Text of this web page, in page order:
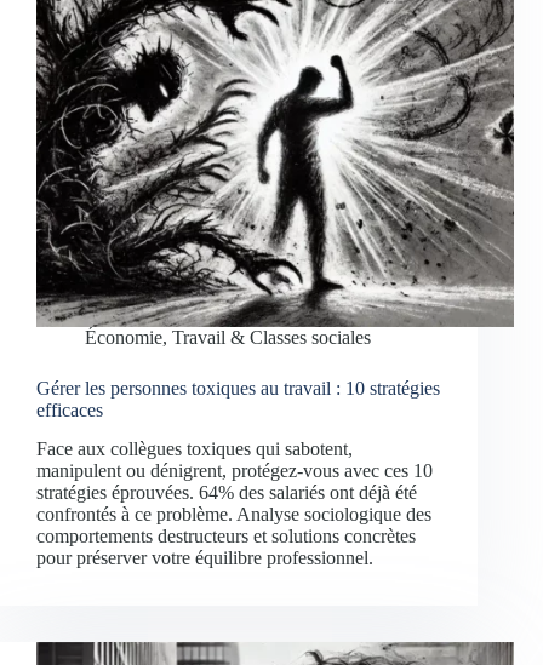
Économie, Travail & Classes sociales
Gérer les personnes toxiques au travail : 10 stratégies
efficaces
Face aux collègues toxiques qui sabotent,
manipulent ou dénigrent, protégez-vous avec ces 10
stratégies éprouvées. 64% des salariés ont déjà été
confrontés à ce problème. Analyse sociologique des
comportements destructeurs et solutions concrètes
pour préserver votre équilibre professionnel.